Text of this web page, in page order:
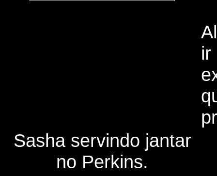
ir
Sasha servindo jantar
no Perkins.